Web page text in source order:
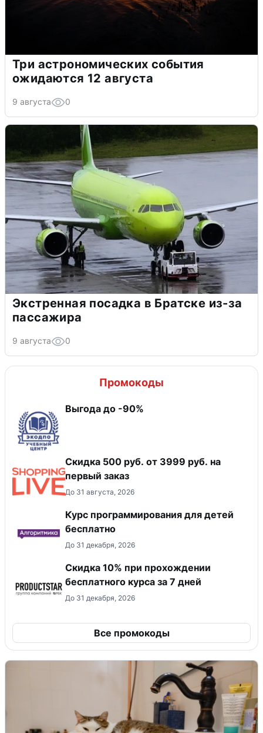
Три астрономических события
ожидаются 12 августа
9 августа 0
Экстренная посадка в Братске из-за
пассажира
9 августа 0
Промокоды
Выгода до -90%
Скидка 500 руб. от 3999 руб. на
первый заказ
До 31 августа, 2026
Курс программирования для детей
бесплатно
До 31 декабря, 2026
Скидка 10% при прохождении
бесплатного курса за 7 дней
До 31 декабря, 2026
Все промокоды